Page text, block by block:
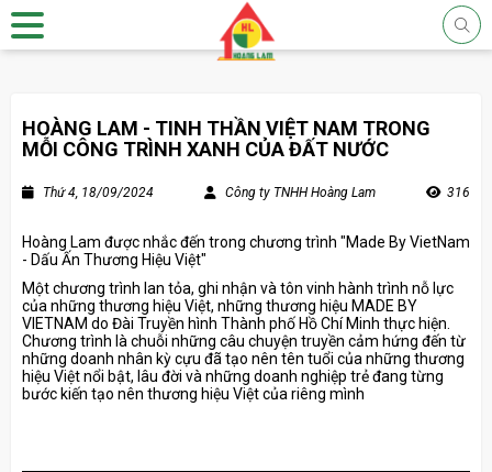
HOÀNG LAM - TINH THẦN VIỆT NAM TRONG
MỖI CÔNG TRÌNH XANH CỦA ĐẤT NƯỚC
Thứ 4, 18/09/2024 Công ty TNHH Hoàng Lam 316
Hoàng Lam được nhắc đến trong chương trình "Made By VietNam
- Dấu Ấn Thương Hiệu Việt"
Một chương trình lan tỏa, ghi nhận và tôn vinh hành trình nỗ lực
của những thương hiệu Việt, những thương hiệu MADE BY
VIETNAM do Đài Truyền hình Thành phố Hồ Chí Minh thực hiện.
Chương trình là chuỗi những câu chuyện truyền cảm hứng đến từ
những doanh nhân kỳ cựu đã tạo nên tên tuổi của những thương
hiệu Việt nổi bật, lâu đời và những doanh nghiệp trẻ đang từng
bước kiến tạo nên thương hiệu Việt của riêng mình